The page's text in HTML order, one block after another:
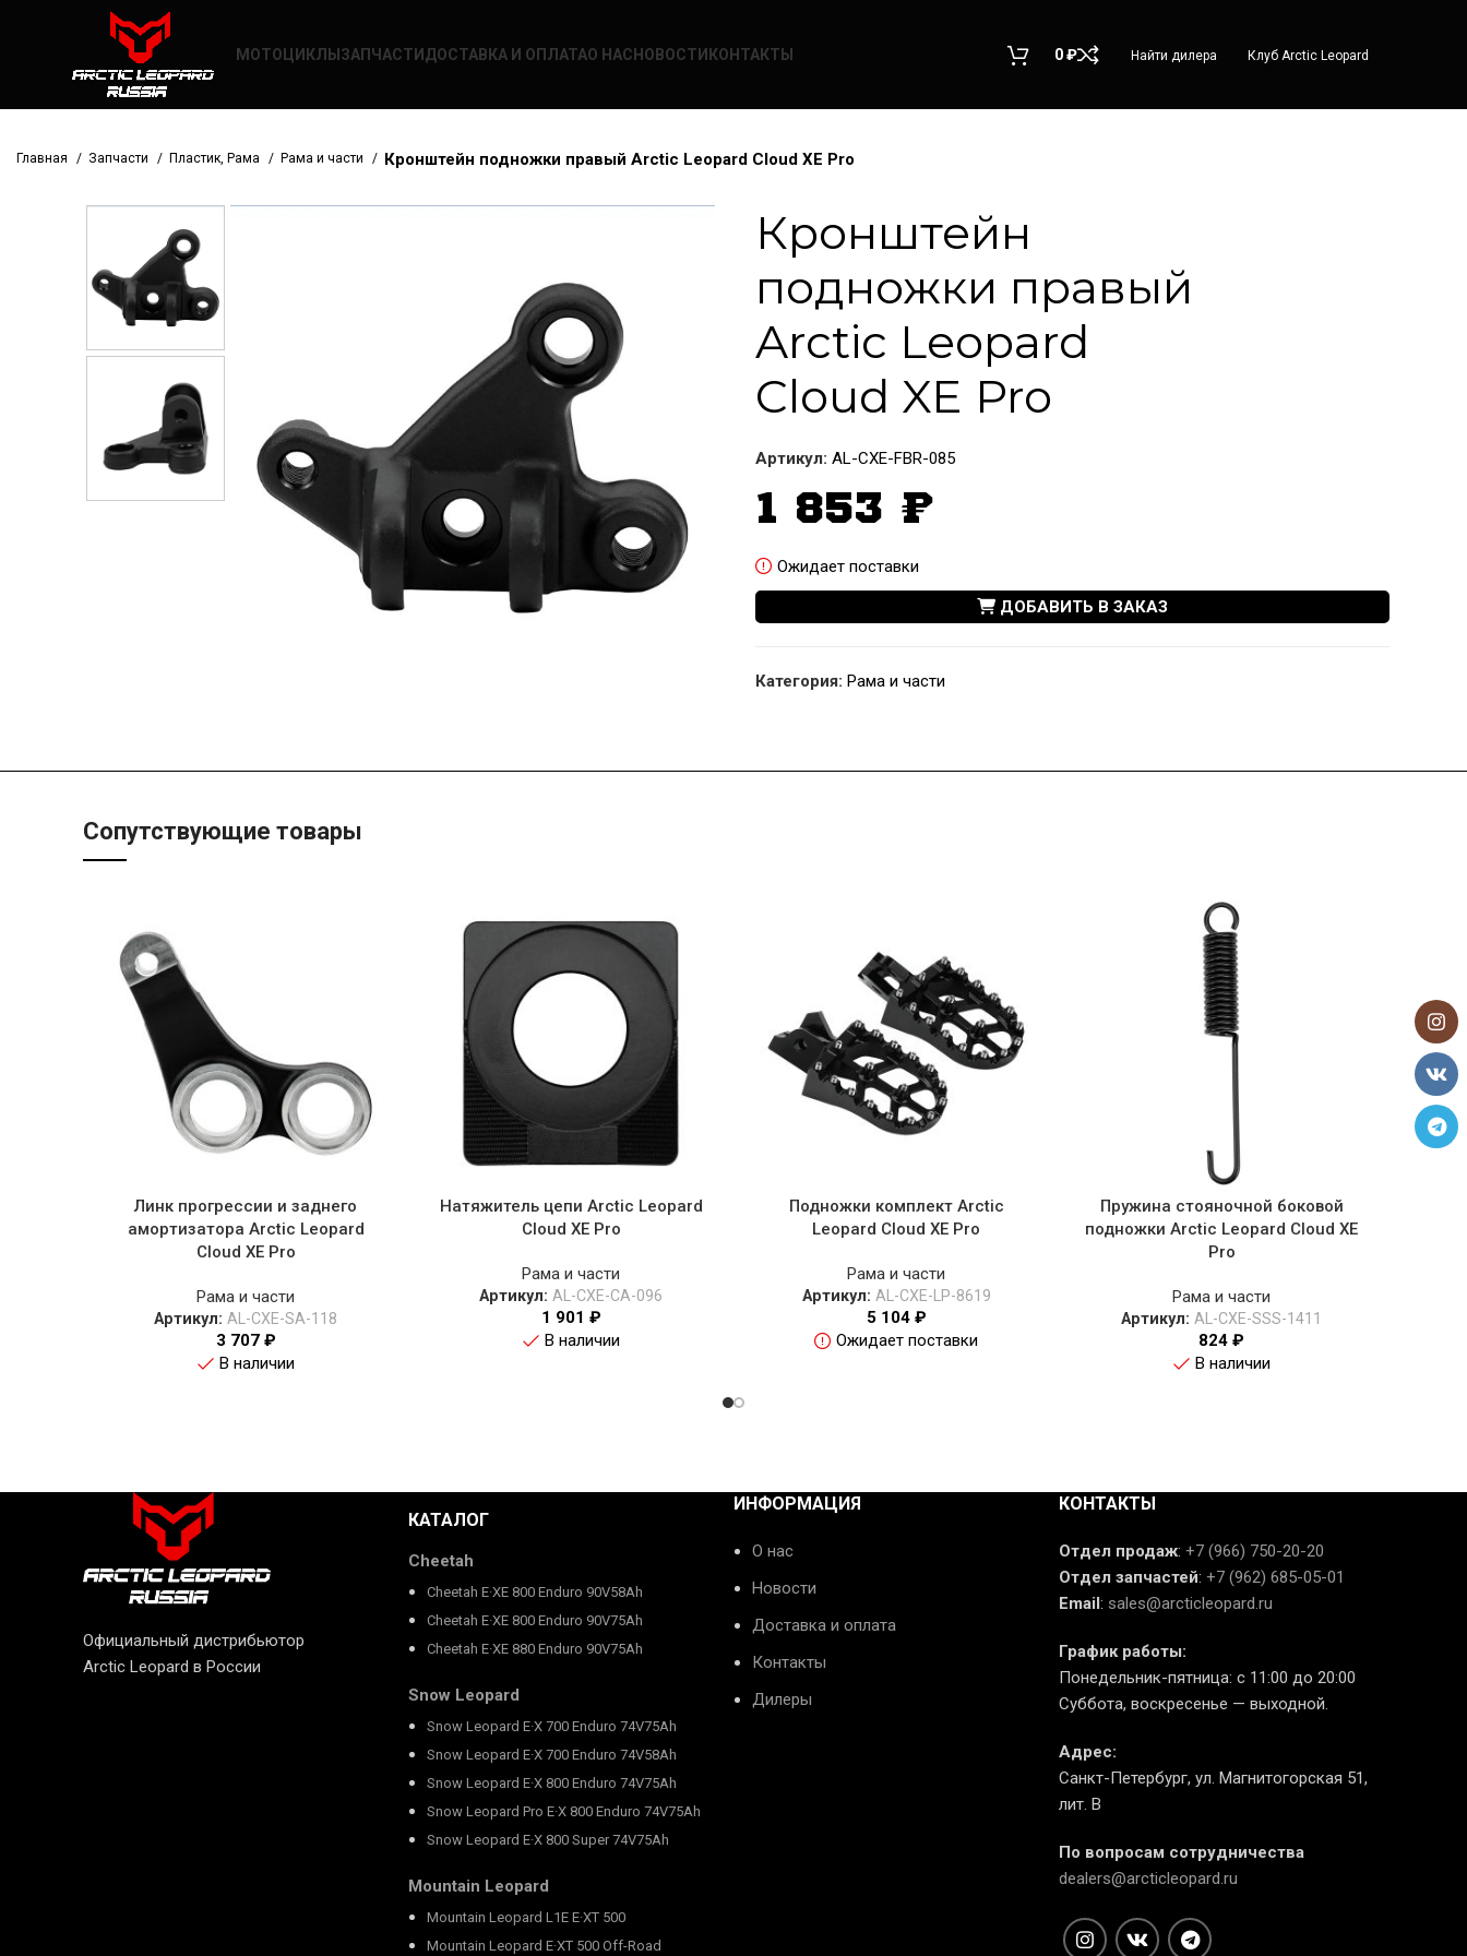
МОТОЦИКЛЫ ЗАПЧАСТИ ДОСТАВКА И ОПЛАТАО НАС НОВОСТИ КОНТАКТЫ 0₽ Найти дилера Клуб Arctic Leopard
Главная Запчасти Пластик, Рама Рама и части Кронштейн подножки правый Arctic Leopard Cloud XE Pro
Кронштейн
подножки правый
Arctic Leopard
Cloud XE Pro
Артикул: AL-CXE-FBR-085
1 853 ₽
Ожидает поставки
ДОБАВИТЬ В ЗАКАЗ
Категория: Рама и части
Сопутствующие товары
Линк прогрессии и заднего
амортизатора Arctic Leopard
Cloud XE Pro
Рама и части
Артикул: AL-CXE-SA-118
3 707 ₽
В наличии
Натяжитель цепи Arctic Leopard
Cloud XE Pro
Рама и части
Артикул: AL-CXE-CA-096
1 901 ₽
В наличии
Подножки комплект Arctic
Leopard Cloud XE Pro
Рама и части
Артикул: AL-CXE-LP-8619
5 104 ₽
Ожидает поставки
Пружина стояночной боковой
подножки Arctic Leopard Cloud XE
Pro
Рама и части
Артикул: AL-CXE-SSS-1411
824 ₽
В наличии
Официальный дистрибьютор
Arctic Leopard в России
КАТАЛОГ
Cheetah
Cheetah E·XE 800 Enduro 90V58Ah
Cheetah E·XE 800 Enduro 90V75Ah
Cheetah E·XE 880 Enduro 90V75Ah
Snow Leopard
Snow Leopard E·X 700 Enduro 74V75Ah
Snow Leopard E·X 700 Enduro 74V58Ah
Snow Leopard E·X 800 Enduro 74V75Ah
Snow Leopard Pro E·X 800 Enduro 74V75Ah
Snow Leopard E·X 800 Super 74V75Ah
Mountain Leopard
Mountain Leopard L1E E·XT 500
Mountain Leopard E·XT 500 Off-Road
ИНФОРМАЦИЯ
О нас
Новости
Доставка и оплата
Контакты
Дилеры
КОНТАКТЫ
Отдел продаж: +7 (966) 750-20-20
Отдел запчастей: +7 (962) 685-05-01
Email: sales@arcticleopard.ru
График работы:
Понедельник-пятница: с 11:00 до 20:00
Суббота, воскресенье — выходной.
Адрес:
Санкт-Петербург, ул. Магнитогорская 51,
лит. В
По вопросам сотрудничества
dealers@arcticleopard.ru